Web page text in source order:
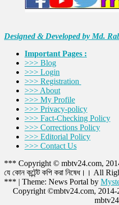
Designed & Developed by Md.
Important Pages :
>>> Blog
>>> Login
>>> Registration
>>> About
>>> My Profile
>>> Privacy-policy
>>> Fact-Checking Policy
>>> Corrections Policy
>>> Editorial Policy
>>> Contact Us
*** Copyright © mbtv24.com,
যে কোন কন্টেন্ট কপি করা নিষেধ।। All
*** | Theme: News Portal by
Copyright ©mbtv24.com,